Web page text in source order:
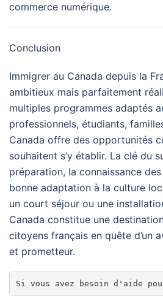
commerce numérique.
Conclusion
Immigrer au Canada depuis la
ambitieux mais parfaitement
multiples programmes adaptés
professionnels, étudiants,
Canada offre des opportunités
souhaitent s’y établir. La clé du
préparation, la connaissance
bonne adaptation à la culture
un court séjour ou une
Canada constitue une
citoyens français en quête d’un
et prometteur.
Si vous avez besoin d'aide